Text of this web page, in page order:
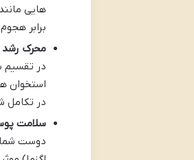
هایی
برابر
محرک رشد
استخوان
در تکامل
سلامت
دوست